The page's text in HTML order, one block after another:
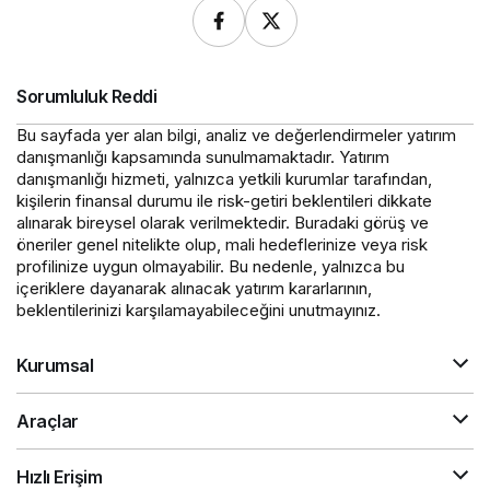
Sorumluluk Reddi
Bu sayfada yer alan bilgi, analiz ve değerlendirmeler yatırım
danışmanlığı kapsamında sunulmamaktadır. Yatırım
danışmanlığı hizmeti, yalnızca yetkili kurumlar tarafından,
kişilerin finansal durumu ile risk-getiri beklentileri dikkate
alınarak bireysel olarak verilmektedir. Buradaki görüş ve
öneriler genel nitelikte olup, mali hedeflerinize veya risk
profilinize uygun olmayabilir. Bu nedenle, yalnızca bu
içeriklere dayanarak alınacak yatırım kararlarının,
beklentilerinizi karşılamayabileceğini unutmayınız.
Kurumsal
Araçlar
Hızlı Erişim